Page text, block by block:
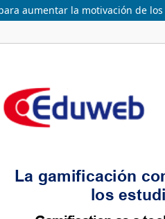
aumentar la motivación de